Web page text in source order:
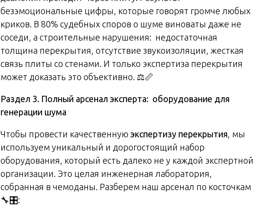
безэмоциональные цифры, которые говорят громче любых
криков. В 80% судебных споров о шуме виноваты даже не
соседи, а строительные нарушения: недостаточная
толщина перекрытия, отсутствие звукоизоляции, жесткая
связь плиты со стенами. И только экспертиза перекрытия
может доказать это объективно. ⚖️📏
Раздел 3. Полный арсенал эксперта: оборудование для
генерации шума
Чтобы провести качественную экспертизу перекрытия , мы
используем уникальный и дорогостоящий набор
оборудования, который есть далеко не у каждой экспертной
организации. Это целая инженерная лаборатория,
собранная в чемоданы. Разберем наш арсенал по косточкам
🔧🎛️: